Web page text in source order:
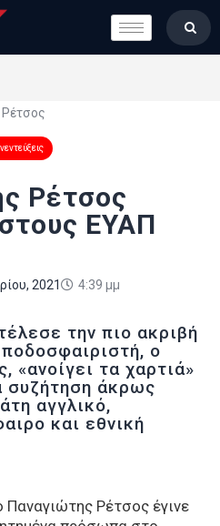
Ρέτσος
ΕΥΑΠ
2021 4:39 μμ
την πιο ακριβή
ο
«ανοίγει τα χαρτιά»
συζήτηση άκρως
αγγλικό,
και εθνική
Παναγιώτης Ρέτσος έγινε